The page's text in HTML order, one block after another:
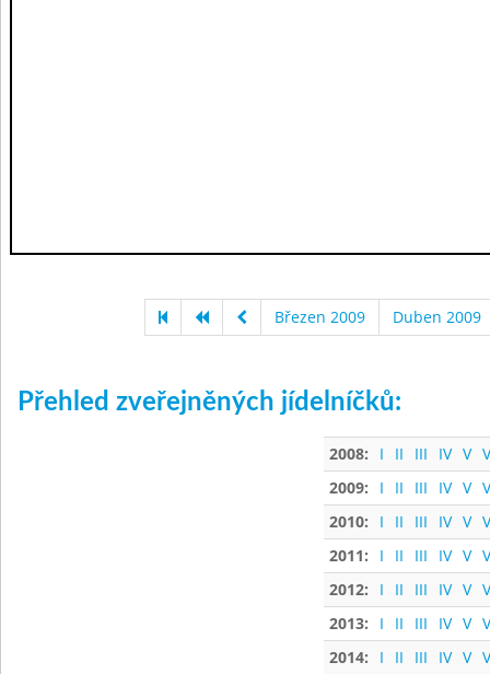
Březen 2009 Duben 2009
Přehled zveřejněných jídelníčků:
2008: I II III IV V
2009:
I II III IV V
2010:
I II III IV V
2011:
I II III IV V
2012:
I II III IV V
2013:
I II III IV V
2014:
I II III IV V